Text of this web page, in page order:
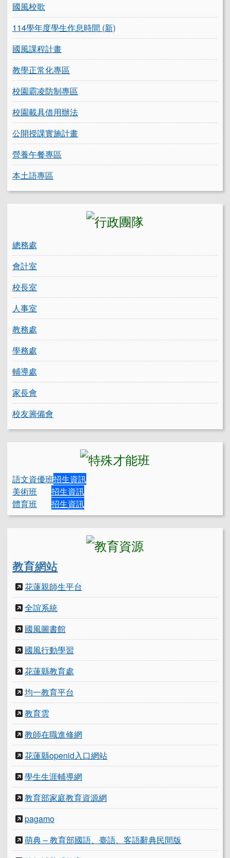
國風校歌
114學年度學生作息時間 (新)
國風課程計畫
教學正常化專區
校園霸凌防制專區
校園載具借用辦法
公開授課實施計畫
營養午餐專區
本土語專區
總務處
會計室
校長室
人事室
教務處
學務處
輔導處
家長會
校友籌備會
語文資優班招生資訊
美術班
招生資訊
體育班
招生資訊
教育網站
花蓮親師生平台
全誼系統
國風圖書館
國風行動學習
花蓮縣教育處
均一教育平台
教育雲
教師在職進修網
花蓮縣openid入口網站
學生生涯輔導網
教育部家庭教育資源網
pagamo
萌典 – 教育部國語、臺語、客語辭典民間版